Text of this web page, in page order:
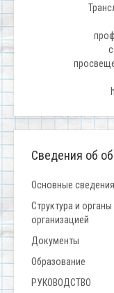
Сведения об
Основные сведения
Структура и
организацией
Документы
Образование
РУКОВОДСТВО